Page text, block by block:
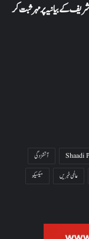
کے بیانیہ پر مہر ثبت کر
Shaadi
آتشزدگی
عالمی خبریں
میکسیکو